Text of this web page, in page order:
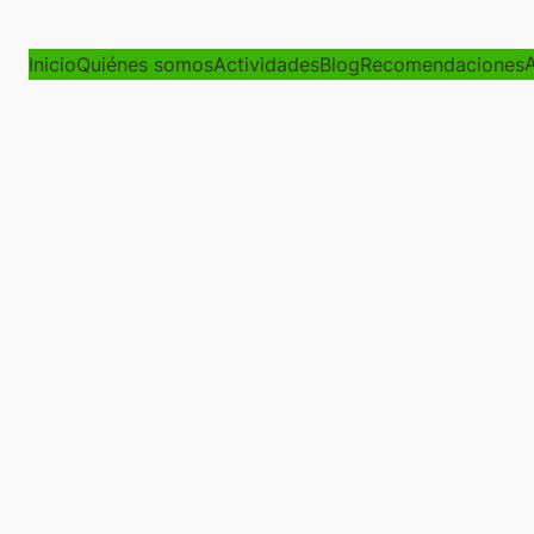
InicioQuiénes somosActividadesBlogRecomendaciones